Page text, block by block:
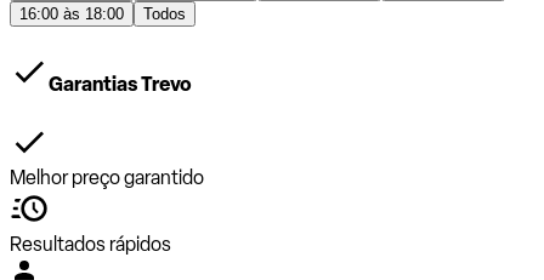
16:00 às 18:00
Todos
Garantias Trevo
Melhor preço garantido
Resultados rápidos